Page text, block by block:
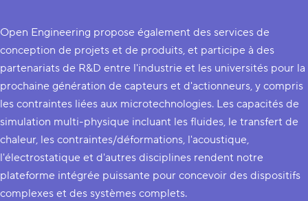
Open Engineering propose également des services de
conception de projets et de produits, et participe à des
partenariats de R&D entre l'industrie et les universités pour la
prochaine génération de capteurs et d'actionneurs, y compris
les contraintes liées aux microtechnologies. Les capacités de
simulation multi-physique incluant les fluides, le transfert de
chaleur, les contraintes/déformations, l'acoustique,
l'électrostatique et d'autres disciplines rendent notre
plateforme intégrée puissante pour concevoir des dispositifs
complexes et des systèmes complets.